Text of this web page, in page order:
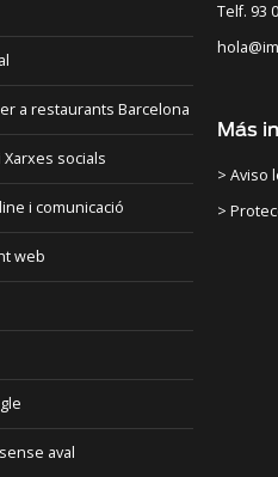
a restaurants Barcelona
Xarxes socials
i comunicació
web
aval
Telf. 93
Más
> Aviso
>